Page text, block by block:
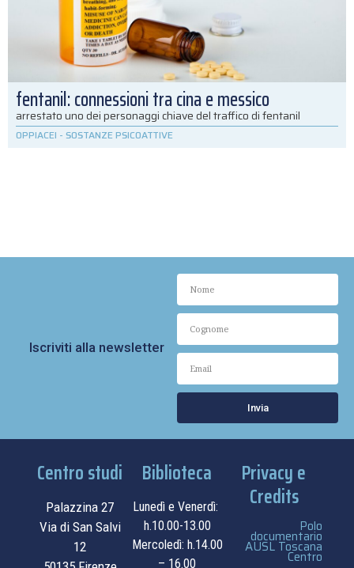
fentanil: connessioni tra cina e messico
arrestato uno dei personaggi chiave del traffico di fentanil
OPPIACEI - SOSTANZE PSICOATTIVE
Iscriviti alla newsletter
Invia
Centro studi
Palazzina 27
Via di San Salvi
12
Biblioteca
Lunedì e Venerdì:
h.10.00-13.00
Mercoledì: h.14.00
– 16.00
Privacy e
Credits
Polo
documentario
AUSL Toscana
Centro